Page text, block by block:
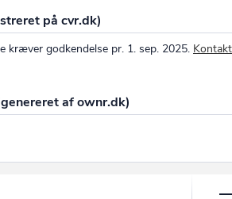
på cvr.dk)
kræver godkendelse pr. 1. sep. 2025.
af ownr.dk)